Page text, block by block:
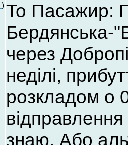
) To Пасажир:
Бердянська-
через
неділі,
розкладом о
знаю. Або